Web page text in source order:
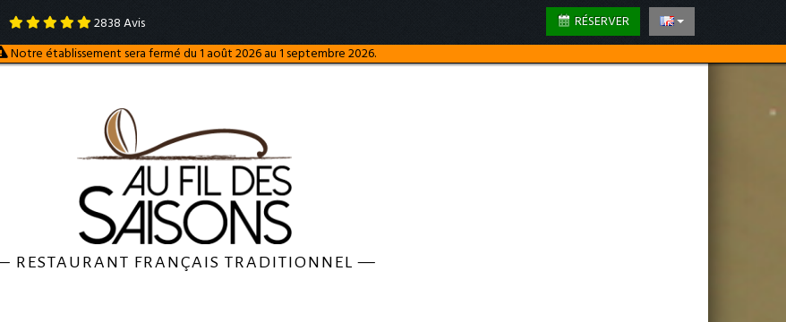
RÉSERVER
2838 Avis
Notre établissement sera fermé du 1 août 2026 au 1 septembre 2026.
RESTAURANT FRANÇAIS TRADITIONNEL—